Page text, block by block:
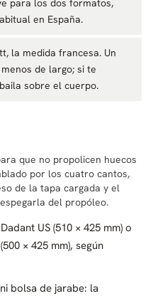
en España.
la medida francesa. Un
de largo; si te
sobre el cuerpo.
que no propolicen huecos
por los cuatro cantos,
de la tapa cargada y el
del propóleo.
US (510 × 425 mm) o
× 425 mm), según
bolsa de jarabe: la